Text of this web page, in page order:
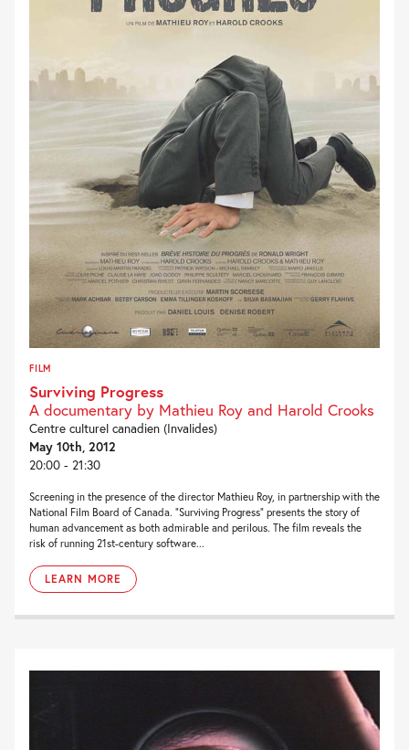
FILM
Surviving Progress
A documentary by Mathieu Roy and Harold Crooks
Centre culturel canadien (Invalides)
May 10th, 2012
20:00 - 21:30
Screening in the presence of the director Mathieu Roy, in partnership with the
National Film Board of Canada. “Surviving Progress” presents the story of
human advancement as both admirable and perilous. The film reveals the
risk of running 21st-century software...
LEARN MORE